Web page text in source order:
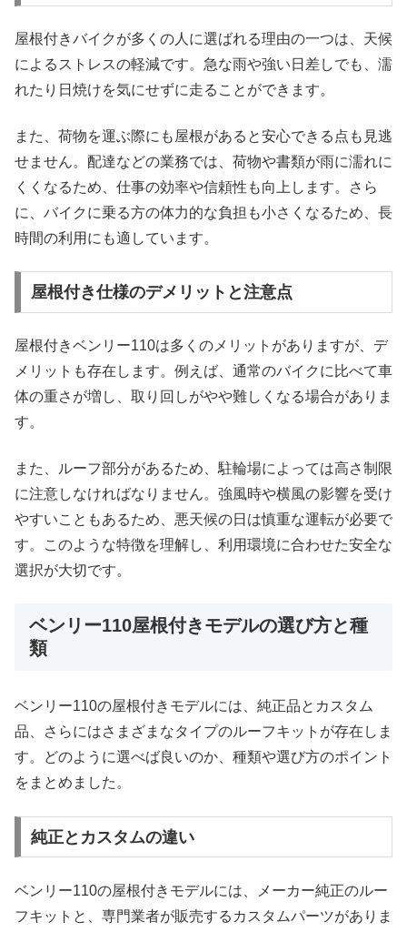
屋根付きバイクが多くの人に選ばれる理由の一つは、天候
によるストレスの軽減です。急な雨や強い日差しでも、濡
れたり日焼けを気にせずに走ることができます。
また、荷物を運ぶ際にも屋根があると安心できる点も見逃
せません。配達などの業務では、荷物や書類が雨に濡れに
くくなるため、仕事の効率や信頼性も向上します。さら
に、バイクに乗る方の体力的な負担も小さくなるため、長
時間の利用にも適しています。
屋根付き仕様のデメリットと注意点
屋根付きベンリー110は多くのメリットがありますが、デ
メリットも存在します。例えば、通常のバイクに比べて車
体の重さが増し、取り回しがやや難しくなる場合がありま
す。
また、ルーフ部分があるため、駐輪場によっては高さ制限
に注意しなければなりません。強風時や横風の影響を受け
やすいこともあるため、悪天候の日は慎重な運転が必要で
す。このような特徴を理解し、利用環境に合わせた安全な
選択が大切です。
ベンリー110屋根付きモデルの選び方と種
類
ベンリー110の屋根付きモデルには、純正品とカスタム
品、さらにはさまざまなタイプのルーフキットが存在しま
す。どのように選べば良いのか、種類や選び方のポイント
をまとめました。
純正とカスタムの違い
ベンリー110の屋根付きモデルには、メーカー純正のルー
フキットと、専門業者が販売するカスタムパーツがありま